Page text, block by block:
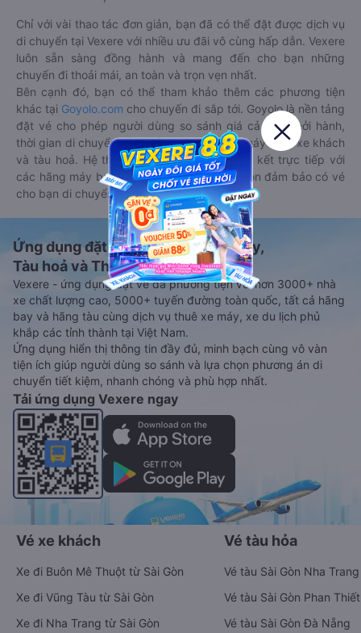
Chỉ với vài thao tác đơn giản, bạn đã có thể đặt được dịch vụ
di chuyển tại Vexere với nhiều ưu đãi vô cùng hấp dẫn. Vexere
luôn sẵn sàng đồng hành và mang đến cho bạn những
chuyến đi thoải mái, an toàn và trọn vẹn nhất.
Bên cạnh đó, bạn có thể tham khảo thêm các phương tiện
khác tại Goyolo.com cho chuyến đi sắp tới. Goyolo là nền tảng
đặt vé cho phép người dùng so sánh giá cả, giờ khởi hành,
thời gian di chuyển của nhiều phương tiện máy bay, xe khách
và tàu hoả. Hệ thống của Goyolo được liên kết trực tiếp với
các hãng máy bay, xe khách và tàu hoả, luôn đảm bảo có vé
cho bạn di chuyển.
Ứng dụng đặt vé Xe khách, Máy bay,
Tàu hoả và Thuê xe
Vexere - ứng dụng đặt vé đa phương tiện với hơn 3000+ nhà
xe chất lượng cao, 5000+ tuyến đường toàn quốc, tất cả hãng
bay và hãng tàu cùng dịch vụ thuê xe máy, xe du lịch phủ
khắp các tỉnh thành tại Việt Nam.
Ứng dụng hiển thị thông tin đầy đủ, minh bạch cùng vô vàn
tiện ích giúp người dùng so sánh và lựa chọn phương án di
chuyển tiết kiệm, nhanh chóng và phù hợp nhất.
Tải ứng dụng Vexere ngay
Vé xe khách
Xe đi Buôn Mê Thuột từ Sài Gòn
Xe đi Vũng Tàu từ Sài Gòn
Xe đi Nha Trang từ Sài Gòn
Vé tàu hỏa
Vé tàu Sài Gòn Nha Trang
Vé tàu Sài Gòn Phan Thiết
Vé tàu Sài Gòn Đà Nẵng